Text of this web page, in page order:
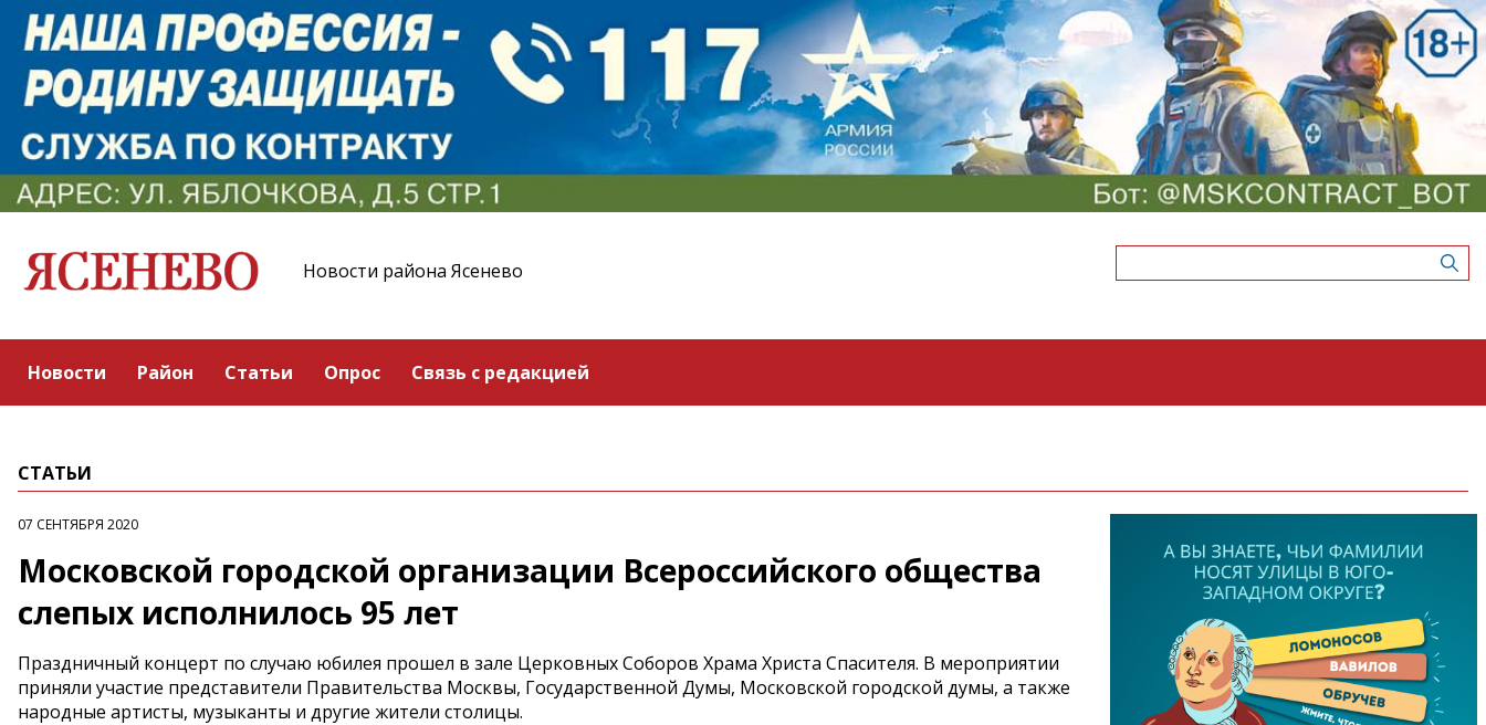
Новости района Ясенево
Новости Район Статьи Опрос Связь с редакцией
СТАТЬИ
07 СЕНТЯБРЯ 2020
Московской городской организации Всероссийского общества
слепых исполнилось 95 лет
Праздничный концерт по случаю юбилея прошел в зале Церковных Соборов Храма Христа Спасителя. В мероприятии
приняли участие представители Правительства Москвы, Государственной Думы, Московской городской думы, а также
народные артисты, музыканты и другие жители столицы.